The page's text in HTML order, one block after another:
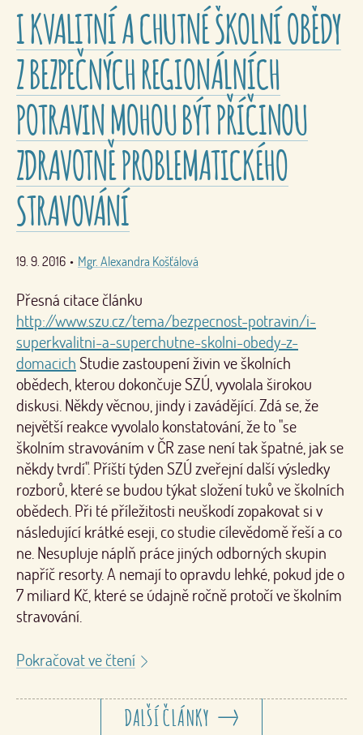
I KVALITNÍ A CHUTNÉ ŠKOLNÍ OBĚDY
Z BEZPEČNÝCH REGIONÁLNÍCH
POTRAVIN MOHOU BÝT PŘÍČINOU
ZDRAVOTNĚ PROBLEMATICKÉHO
STRAVOVÁNÍ
19. 9. 2016 • Mgr. Alexandra Košťálová
Přesná citace článku
http://www.szu.cz/tema/bezpecnost-potravin/i-
superkvalitni-a-superchutne-skolni-obedy-z-
domacich Studie zastoupení živin ve školních
obědech, kterou dokončuje SZÚ, vyvolala širokou
diskusi. Někdy věcnou, jindy i zavádějící. Zdá se, že
největší reakce vyvolalo konstatování, že to "se
školním stravováním v ČR zase není tak špatné, jak se
někdy tvrdí". Příští týden SZÚ zveřejní další výsledky
rozborů, které se budou týkat složení tuků ve školních
obědech. Při té příležitosti neuškodí zopakovat si v
následující krátké eseji, co studie cílevědomě řeší a co
ne. Nesupluje náplň práce jiných odborných skupin
napříč resorty. A nemají to opravdu lehké, pokud jde o
7 miliard Kč, které se údajně ročně protočí ve školním
stravování.
Pokračovat ve čtení
DALŠÍ ČLÁNKY